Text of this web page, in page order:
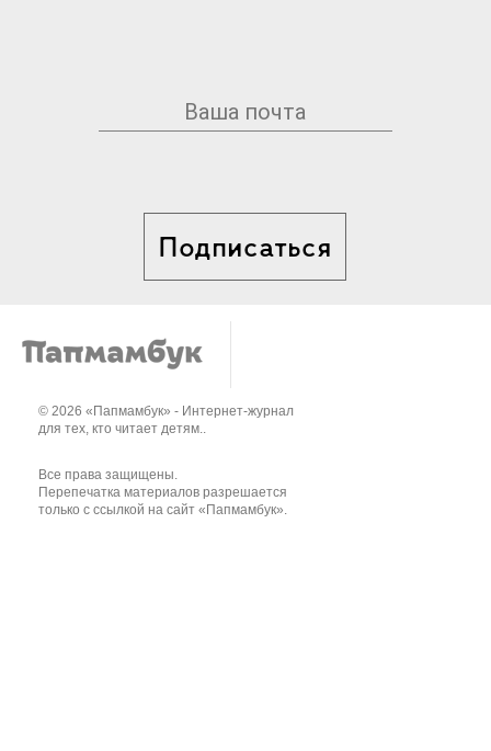
Подписаться
© 2026 «Папмамбук» - Интернет-журнал
для тех, кто читает детям..
Все права защищены.
Перепечатка материалов разрешается
только с ссылкой на сайт «Папмамбук».